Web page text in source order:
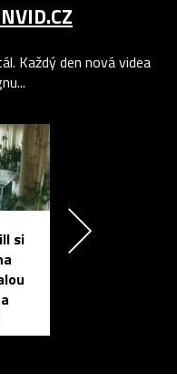
Každý den nová videa
si